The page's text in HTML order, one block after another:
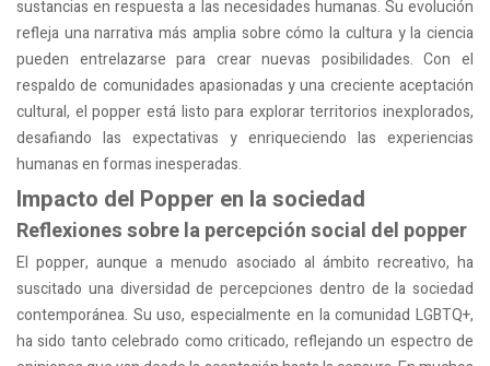
sustancias en respuesta a las necesidades humanas. Su evolución
refleja una narrativa más amplia sobre cómo la cultura y la ciencia
pueden entrelazarse para crear nuevas posibilidades. Con el
respaldo de comunidades apasionadas y una creciente aceptación
cultural, el popper está listo para explorar territorios inexplorados,
desafiando las expectativas y enriqueciendo las experiencias
humanas en formas inesperadas.
Impacto del Popper en la sociedad
Reflexiones sobre la percepción social del popper
El popper, aunque a menudo asociado al ámbito recreativo, ha
suscitado una diversidad de percepciones dentro de la sociedad
contemporánea. Su uso, especialmente en la comunidad LGBTQ+,
ha sido tanto celebrado como criticado, reflejando un espectro de